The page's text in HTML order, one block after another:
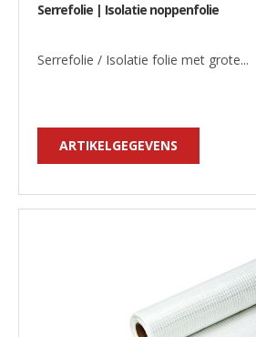
Serrefolie | Isolatie noppenfolie
Serrefolie / Isolatie folie met grote...
ARTIKELGEGEVENS